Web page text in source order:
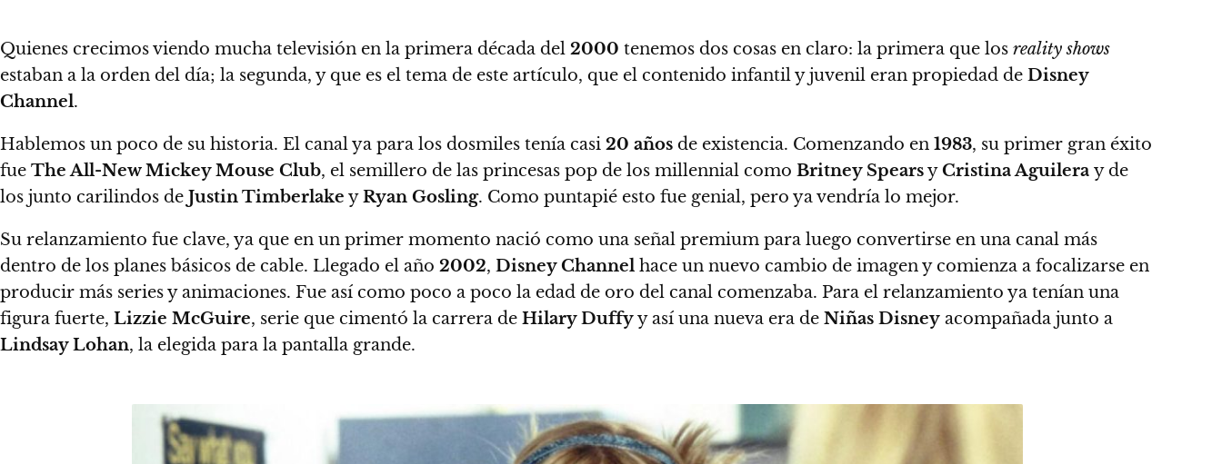
Quienes crecimos viendo mucha televisión en la primera década del 2000 tenemos dos cosas en claro: la primera que los reality shows
estaban a la orden del día; la segunda, y que es el tema de este artículo, que el contenido infantil y juvenil eran propiedad de Disney
Channel.
Hablemos un poco de su historia. El canal ya para los dosmiles tenía casi 20 años de existencia. Comenzando en 1983, su primer gran éxito
fue The All-New Mickey Mouse Club, el semillero de las princesas pop de los millennial como Britney SpearsyCristina Aguilera y de
los junto carilindos de Justin Timberlake yRyan Gosling. Como puntapié esto fue genial, pero ya vendría lo mejor.
Su relanzamiento fue clave, ya que en un primer momento nació como una señal premium para luego convertirse en una canal más
dentro de los planes básicos de cable. Llegado el año 2002, Disney Channel hace un nuevo cambio de imagen y comienza a focalizarse en
producir más series y animaciones. Fue así como poco a poco la edad de oro del canal comenzaba. Para el relanzamiento ya tenían una
figura fuerte, Lizzie McGuire, serie que cimentó la carrera de Hilary Duffyy así una nueva era de Niñas Disney acompañada junto a
Lindsay Lohan, la elegida para la pantalla grande.